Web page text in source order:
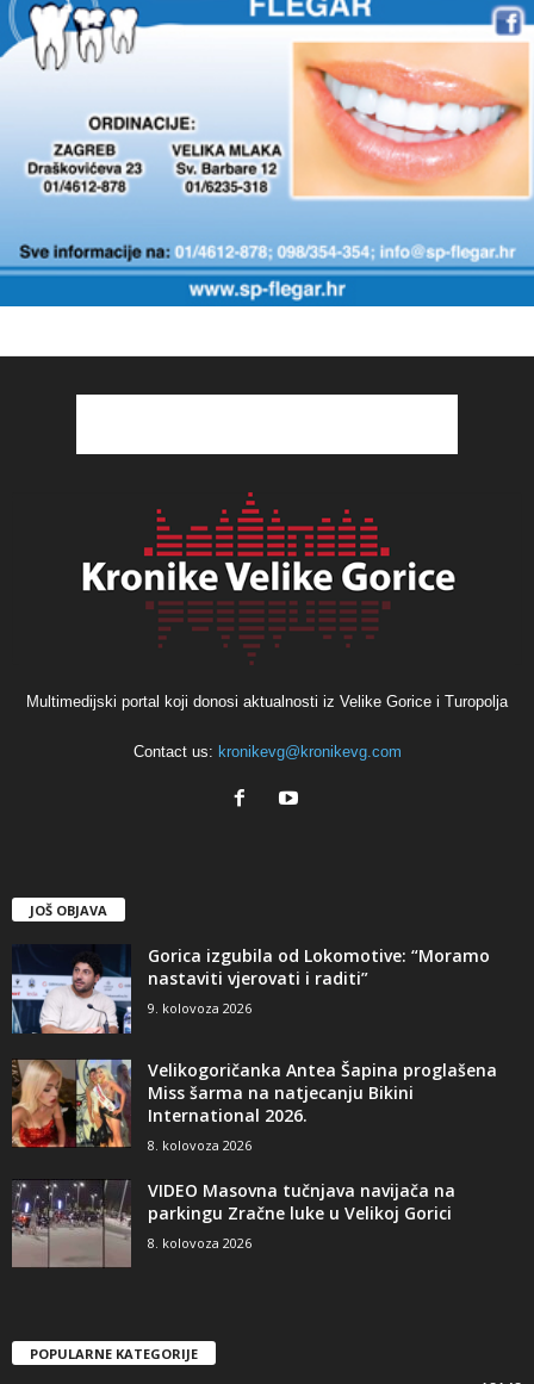
Multimedijski portal koji donosi aktualnosti iz Velike Gorice i Turopolja
Contact us: kronikevg@kronikevg.com
JOŠ OBJAVA
Gorica izgubila od Lokomotive: “Moramo
nastaviti vjerovati i raditi”
9. kolovoza 2026
Velikogoričanka Antea Šapina proglašena
Miss šarma na natjecanju Bikini
International 2026.
8. kolovoza 2026
VIDEO Masovna tučnjava navijača na
parkingu Zračne luke u Velikoj Gorici
8. kolovoza 2026
POPULARNE KATEGORIJE